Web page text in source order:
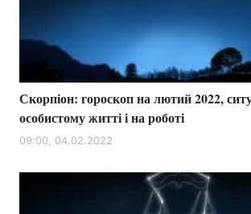
Скорпіон: гороскоп на лютий 2022,
особистому житті і на роботі
09:00, 04.02.2022